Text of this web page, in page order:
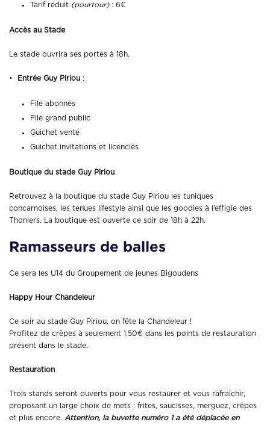
Tarif réduit (pourtour): 6€
Accès au Stade
Le stade ouvrira ses portes à 18h.
• Entrée Guy Piriou :
File abonnés
File grand public
Guichet vente
Guichet invitations et licenciés
Boutique du stade Guy Piriou
Retrouvez à la boutique du stade Guy Piriou les tuniques
concarnoises, les tenues lifestyle ainsi que les goodies à l’effigie des
Thoniers. La boutique est ouverte ce soir de 18h à 22h.
Ramasseurs de balles
Ce sera les U14 du Groupement de jeunes Bigoudens
Happy Hour Chandeleur
Ce soir au stade Guy Piriou, on fête la Chandeleur !
Profitez de crêpes à seulement 1,50€ dans les points de restauration
présent dans le stade.
Restauration
Trois stands seront ouverts pour vous restaurer et vous rafraîchir,
proposant un large choix de mets : frites, saucisses, merguez, crêpes
et plus encore. Attention, la buvette numéro 1 a été déplacée en